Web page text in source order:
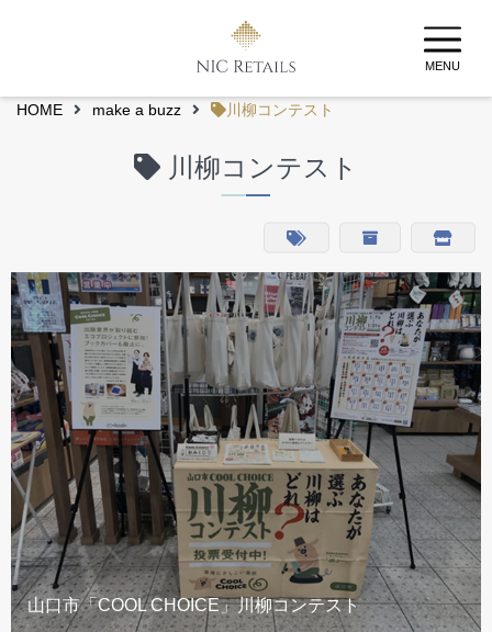
MENU
HOME make a buzz 川柳コンテスト
川柳コンテスト
山口市「COOL CHOICE」川柳コンテスト